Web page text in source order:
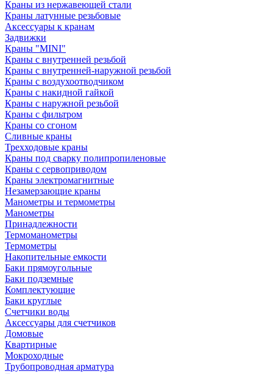
Краны из нержавеющей стали
Краны латунные резьбовые
Аксессуары к кранам
Задвижки
Краны "MINI"
Краны с внутренней резьбой
Краны с внутренней-наружной резьбой
Краны с воздухоотводчиком
Краны с накидной гайкой
Краны с наружной резьбой
Краны с фильтром
Краны со сгоном
Сливные краны
Трехходовые краны
Краны под сварку полипропиленовые
Краны с сервоприводом
Краны электромагнитные
Незамерзающие краны
Манометры и термометры
Манометры
Принадлежности
Термоманометры
Термометры
Накопительные емкости
Баки прямоугольные
Баки подземные
Комплектующие
Баки круглые
Счетчики воды
Аксессуары для счетчиков
Домовые
Квартирные
Мокроходные
Трубопроводная арматура